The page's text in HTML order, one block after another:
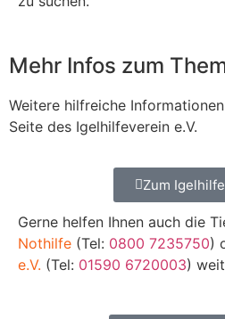
Mehr Infos zum
Weitere hilfreiche
Seite des Igelhilfeverein e.V.
Zum
Gerne helfen Ihnen auch die
Nothilfe (Tel: 0800 7235750)
e.V. (Tel: 01590 6720003)